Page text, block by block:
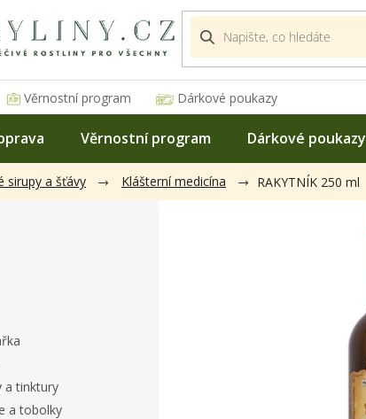
Věrnostní program Dárkové poukazy
Věrnostní program Dárkové poukazy
sirupy a šťávy Klášterní medicína RAKYTNÍK 250 ml
a tinktury
a tobolky